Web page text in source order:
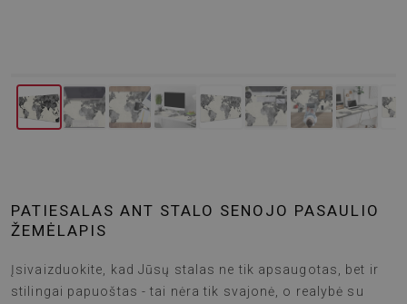
PATIESALAS ANT STALO SENOJO PASAULIO
ŽEMĖLAPIS
Įsivaizduokite, kad Jūsų stalas ne tik apsaugotas, bet ir
stilingai papuoštas - tai nėra tik svajonė, o realybė su